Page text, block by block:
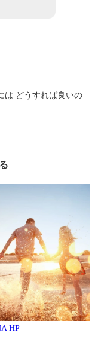
は どうすれば良いの
HP